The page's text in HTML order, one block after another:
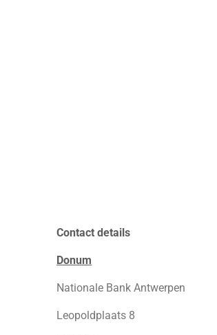
Contact details
Donum
Nationale Bank Antwerpen
Leopoldplaats 8